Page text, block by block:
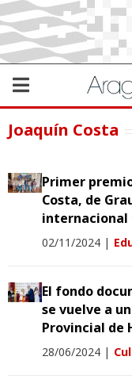
Joaquín Costa
Primer
Costa, de
internacional
02/11/2024 |
El fondo
se vuelve a
Provincial de
28/06/2024 |